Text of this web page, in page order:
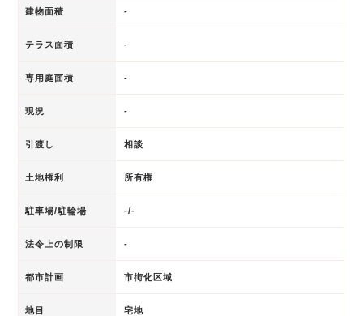
建物面積 -
テラス面積 -
専用庭面積 -
現況 -
引渡し 相談
土地権利 所有権
駐車場/駐輪場 -/-
法令上の制限 -
都市計画 市街化区域
地目 宅地